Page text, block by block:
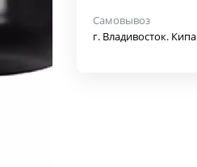
Самовывоз
г. Владивосток.